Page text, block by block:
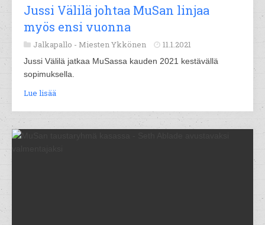
Jussi Välilä johtaa MuSan linjaa
myös ensi vuonna
Jalkapallo - Miesten Ykkönen 11.1.2021
Jussi Välilä jatkaa MuSassa kauden 2021 kestävällä
sopimuksella.
Lue lisää